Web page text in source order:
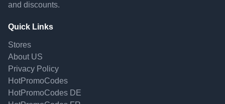
and discounts.
Quick Links
Stores
About US
Privacy Policy
HotPromoCodes
HotPromoCodes DE